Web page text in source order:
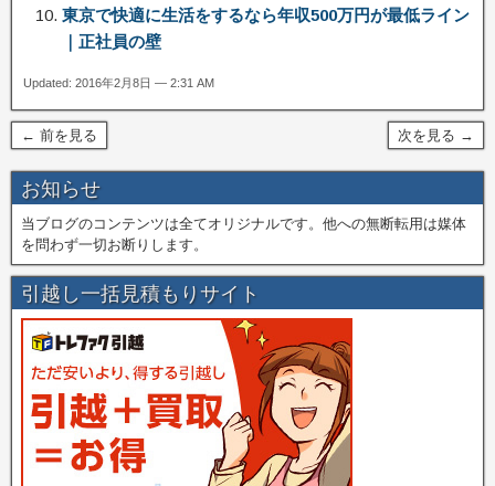
東京で快適に生活をするなら年収500万円が最低ライン
｜正社員の壁
Updated: 2016年2月8日 — 2:31 AM
← 前を見る 次を見る →
お知らせ
当ブログのコンテンツは全てオリジナルです。他への無断転用は媒体
を問わず一切お断りします。
引越し一括見積もりサイト